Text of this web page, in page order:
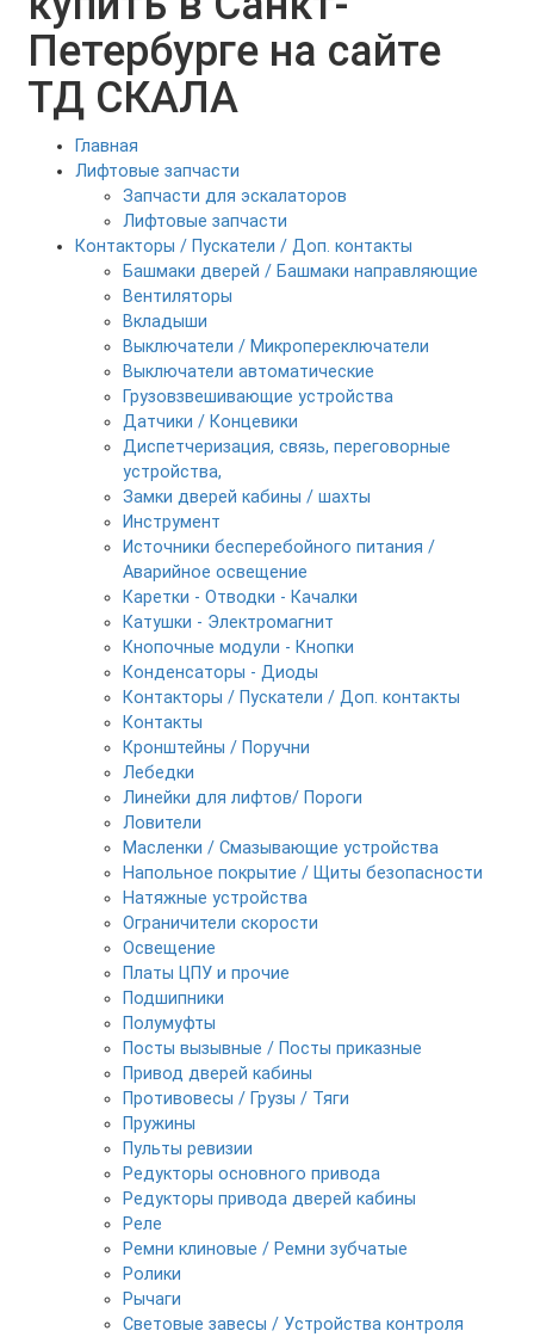
Петербурге на сайте
ТД СКАЛА
Главная
Лифтовые запчасти
Запчасти для эскалаторов
Лифтовые запчасти
Контакторы / Пускатели / Доп. контакты
Башмаки дверей / Башмаки направляющие
Вентиляторы
Вкладыши
Выключатели / Микропереключатели
Выключатели автоматические
Грузовзвешивающие устройства
Датчики / Концевики
Диспетчеризация, связь, переговорные
устройства,
Замки дверей кабины / шахты
Инструмент
Источники бесперебойного питания /
Аварийное освещение
Каретки - Отводки - Качалки
Катушки - Электромагнит
Кнопочные модули - Кнопки
Конденсаторы - Диоды
Контакторы / Пускатели / Доп. контакты
Контакты
Кронштейны / Поручни
Лебедки
Линейки для лифтов/ Пороги
Ловители
Масленки / Смазывающие устройства
Напольное покрытие / Щиты безопасности
Натяжные устройства
Ограничители скорости
Освещение
Платы ЦПУ и прочие
Подшипники
Полумуфты
Посты вызывные / Посты приказные
Привод дверей кабины
Противовесы / Грузы / Тяги
Пружины
Пульты ревизии
Редукторы основного привода
Редукторы привода дверей кабины
Реле
Ремни клиновые / Ремни зубчатые
Ролики
Рычаги
Световые завесы / Устройства контроля